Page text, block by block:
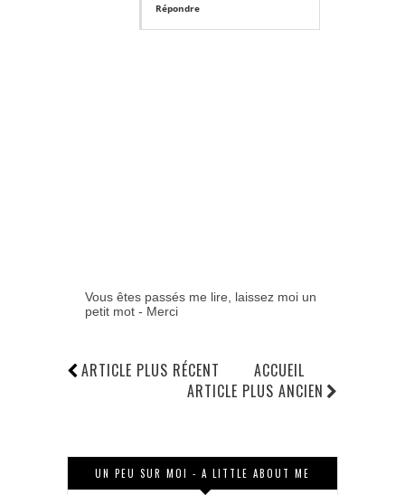
Répondre
Vous êtes passés me lire, laissez moi un
petit mot - Merci
ARTICLE PLUS RÉCENT
ARTICLE PLUS ANCIEN
ACCUEIL
UN PEU SUR MOI - A LITTLE ABOUT ME